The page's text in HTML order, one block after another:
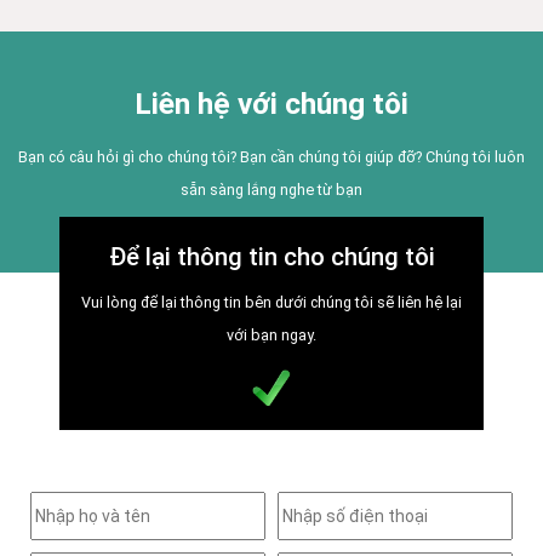
Liên hệ với chúng tôi
Bạn có câu hỏi gì cho chúng tôi? Bạn cần chúng tôi giúp đỡ? Chúng tôi luôn
sẵn sàng lắng nghe từ bạn
Để lại thông tin cho chúng tôi
Vui lòng để lại thông tin bên dưới chúng tôi sẽ liên hệ lại
với bạn ngay.